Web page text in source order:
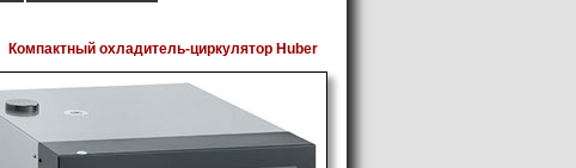
Компактный охладитель-циркулятор Huber